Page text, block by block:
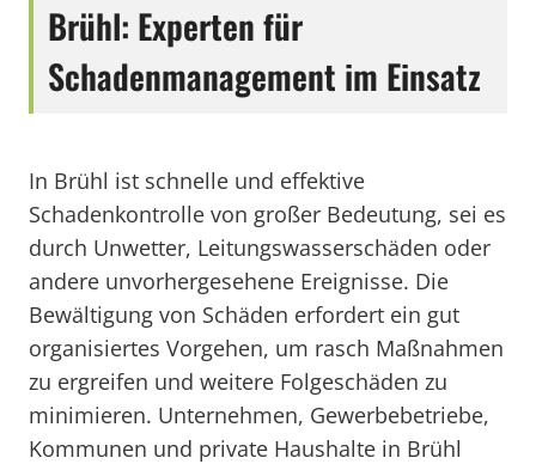
Brühl: Experten für
Schadenmanagement im Einsatz
In Brühl ist schnelle und effektive
Schadenkontrolle von großer Bedeutung, sei es
durch Unwetter, Leitungswasserschäden oder
andere unvorhergesehene Ereignisse. Die
Bewältigung von Schäden erfordert ein gut
organisiertes Vorgehen, um rasch Maßnahmen
zu ergreifen und weitere Folgeschäden zu
minimieren. Unternehmen, Gewerbebetriebe,
Kommunen und private Haushalte in Brühl